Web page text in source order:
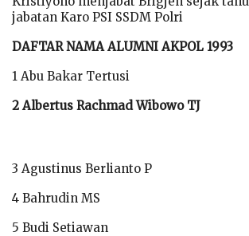
jabatan Karo PSI SSDM Polri
DAFTAR NAMA ALUMNI AKPOL 1993
1 Abu Bakar Tertusi
2 Albertus Rachmad Wibowo TJ
3 Agustinus Berlianto P
4 Bahrudin MS
5 Budi Setiawan